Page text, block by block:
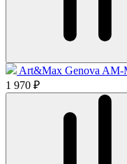
Art&Max Genova
1 970 ₽